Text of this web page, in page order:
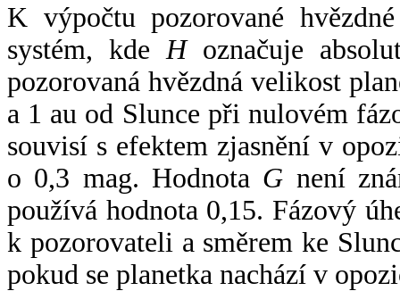
K výpočtu pozorované
systém, kde Hoznačuje
pozorovaná hvězdná velikost
a 1 au od Slunce při nulovém
souvisí s efektem zjasnění v
o 0,3 mag. Hodnota G není
používá hodnota 0,15. Fázový
k pozorovateli a směrem ke
pokud se planetka nachází v